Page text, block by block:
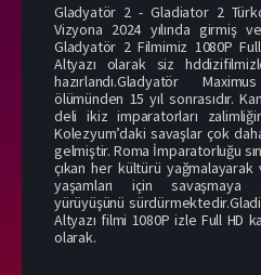
Gladyatör 2 - Gladiator 2
Vizyona 2024 yılında girmiş
Gladyatör 2 Filmimiz 1080P
Altyazı olarak siz
hazırlandı.Gladyatör
ölümünden 15 yıl sonrasıdır.
deli ikiz imparatorları
Kolezyum’daki savaşlar çok
gelmiştir. Roma İmparatorluğu
çıkan her kültürü
yaşamları için savaşmaya
yürüyüşünü
Altyazı filmi 1080P izle Full HD
olarak.